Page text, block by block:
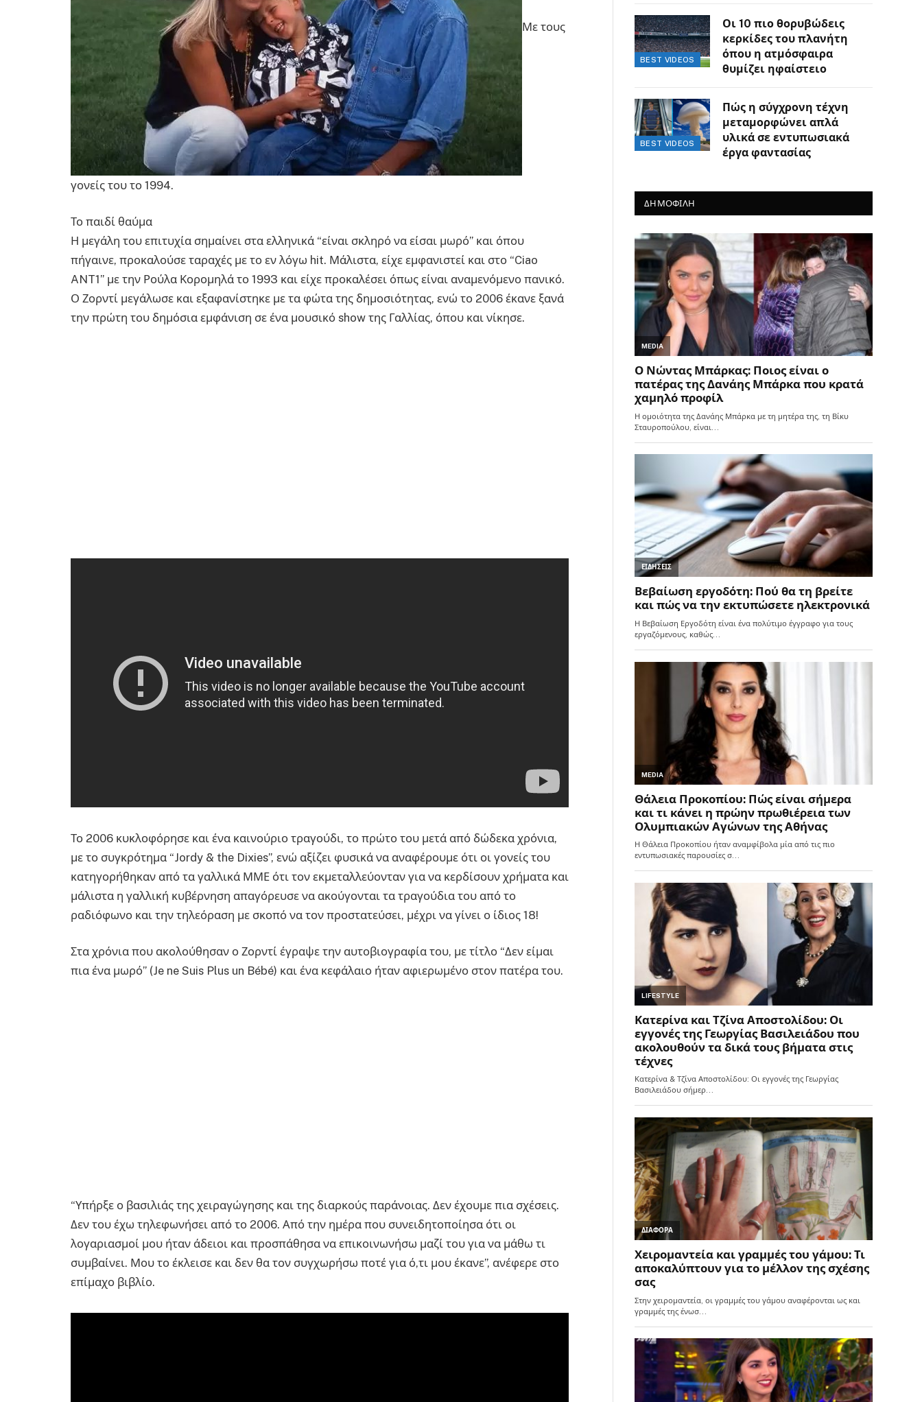
Με τους
γονείς του το 1994.
Το παιδί θαύμα
Η μεγάλη του επιτυχία σημαίνει στα ελληνικά “είναι σκληρό να είσαι μωρό” και όπου
πήγαινε, προκαλούσε ταραχές με το εν λόγω hit. Μάλιστα, είχε εμφανιστεί και στο “Ciao
ANT1” με την Ρούλα Κορομηλά το 1993 και είχε προκαλέσει όπως είναι αναμενόμενο πανικό.
Ο Ζορντί μεγάλωσε και εξαφανίστηκε με τα φώτα της δημοσιότητας, ενώ το 2006 έκανε ξανά
την πρώτη του δημόσια εμφάνιση σε ένα μουσικό show της Γαλλίας, όπου και νίκησε.
Το 2006 κυκλοφόρησε και ένα καινούριο τραγούδι, το πρώτο του μετά από δώδεκα χρόνια,
με το συγκρότημα “Jordy & the Dixies”, ενώ αξίζει φυσικά να αναφέρουμε ότι οι γονείς του
κατηγορήθηκαν από τα γαλλικά ΜΜΕ ότι τον εκμεταλλεύονταν για να κερδίσουν χρήματα και
μάλιστα η γαλλική κυβέρνηση απαγόρευσε να ακούγονται τα τραγούδια του από το
ραδιόφωνο και την τηλεόραση με σκοπό να τον προστατεύσει, μέχρι να γίνει ο ίδιος 18!
Στα χρόνια που ακολούθησαν ο Ζορντί έγραψε την αυτοβιογραφία του, με τίτλο “Δεν είμαι
πια ένα μωρό” (Je ne Suis Plus un Bébé) και ένα κεφάλαιο ήταν αφιερωμένο στον πατέρα του.
“Υπήρξε ο βασιλιάς της χειραγώγησης και της διαρκούς παράνοιας. Δεν έχουμε πια σχέσεις.
Δεν του έχω τηλεφωνήσει από το 2006. Από την ημέρα που συνειδητοποίησα ότι οι
λογαριασμοί μου ήταν άδειοι και προσπάθησα να επικοινωνήσω μαζί του για να μάθω τι
συμβαίνει. Μου το έκλεισε και δεν θα τον συγχωρήσω ποτέ για ό,τι μου έκανε”, ανέφερε στο
επίμαχο βιβλίο.
BEST VIDEOS
Οι 10 πιο θορυβώδεις
κερκίδες του πλανήτη
όπου η ατμόσφαιρα
θυμίζει ηφαίστειο
BEST VIDEOS
Πώς η σύγχρονη τέχνη
μεταμορφώνει απλά
υλικά σε εντυπωσιακά
έργα φαντασίας
ΔΗΜΟΦΙΛΗ